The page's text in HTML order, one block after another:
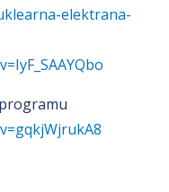
elektrana-